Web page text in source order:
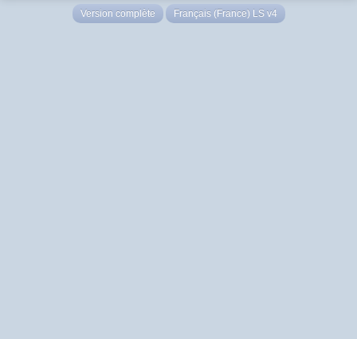
Version complète Français (France) LS v4